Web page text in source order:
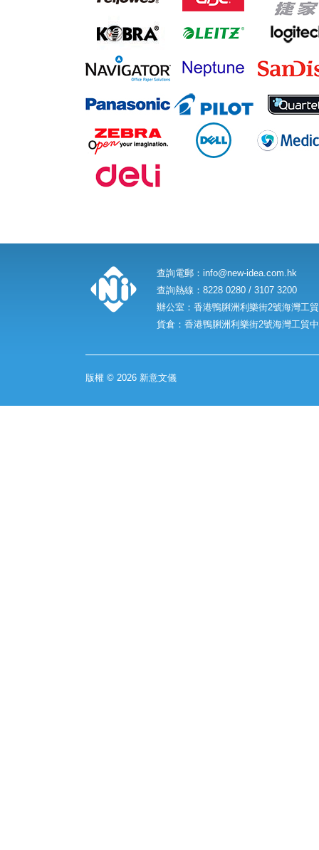
查詢電郵： info@new-idea.com.hk
查詢熱線：8228 0280 / 3107 3200
辦公室：香港鴨脷洲利樂街2號海灣工
貨倉：香港鴨脷洲利樂街2號海灣工貿
版權 © 2026 新意文儀